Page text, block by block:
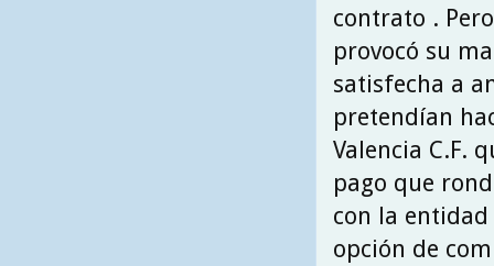
contrato .
provocó su
satisfecha a
pretendían
Valencia C.F.
pago que
con la
opción de